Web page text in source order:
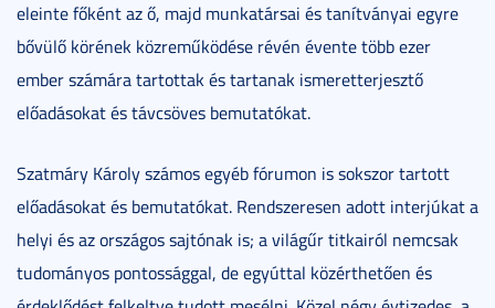
eleinte főként az ő, majd munkatársai és tanítványai egyre
bővülő körének közreműködése révén évente több ezer
ember számára tartottak és tartanak ismeretterjesztő
előadásokat és távcsöves bemutatókat.
Szatmáry Károly számos egyéb fórumon is sokszor tartott
előadásokat és bemutatókat. Rendszeresen adott interjúkat a
helyi és az országos sajtónak is; a világűr titkairól nemcsak
tudományos pontossággal, de egyúttal közérthetően és